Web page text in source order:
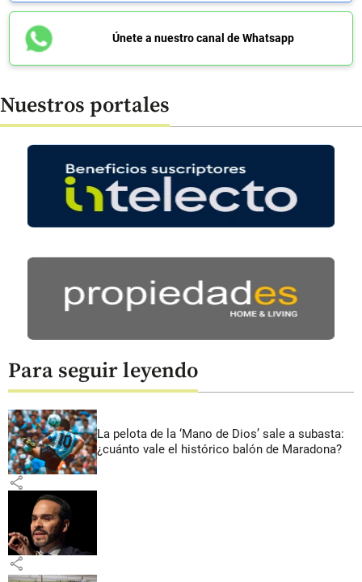
Únete a nuestro canal de Whatsapp
Nuestros portales
Para seguir leyendo
La pelota de la ‘Mano de Dios’ sale a subasta:
¿cuánto vale el histórico balón de Maradona?
share
share